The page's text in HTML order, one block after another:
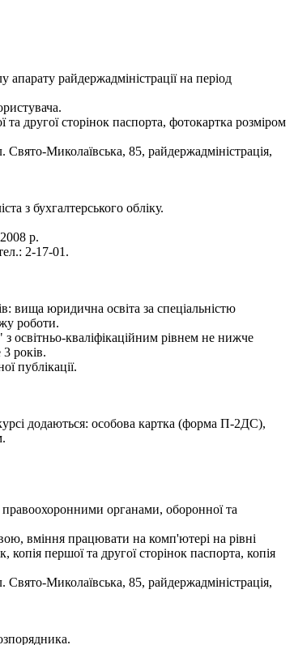
апарату райдержадміністрації на період
другої сторінок паспорта, фотокартка розміром
Миколаївська, 85, райдержадміністрація,
з бухгалтерського обліку.
р.
2-17-01.
вища юридична освіта за спеціальністю
роботи.
освітньо-кваліфікаційним рівнем не нижче
років.
публікації.
додаються: особова картка (форма П-2ДС),
правоохоронними органами, оборонної та
вміння працювати на комп'ютері на рівні
першої та другої сторінок паспорта, копія
Миколаївська, 85, райдержадміністрація,